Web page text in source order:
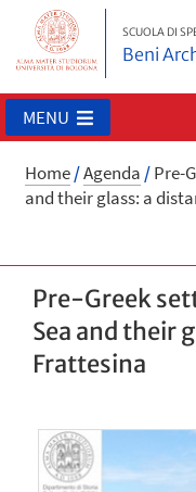
SCUOLA DI
Beni
MENU
Home/Agenda /Pre-
and their glass: a
Pre-Greek
Sea and their
Frattesina